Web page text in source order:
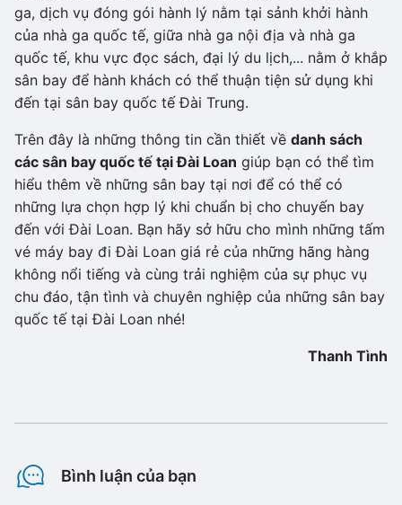
ga, dịch vụ đóng gói hành lý nằm tại sảnh khởi hành
của nhà ga quốc tế, giữa nhà ga nội địa và nhà ga
quốc tế, khu vực đọc sách, đại lý du lịch,... nằm ở khắp
sân bay để hành khách có thể thuận tiện sử dụng khi
đến tại sân bay quốc tế Đài Trung.
Trên đây là những thông tin cần thiết về danh sách
các sân bay quốc tế tại Đài Loan giúp bạn có thể tìm
hiểu thêm về những sân bay tại nơi để có thể có
những lựa chọn hợp lý khi chuẩn bị cho chuyến bay
đến với Đài Loan. Bạn hãy sở hữu cho mình những tấm
vé máy bay đi Đài Loan giá rẻ của những hãng hàng
không nổi tiếng và cùng trải nghiệm của sự phục vụ
chu đáo, tận tình và chuyên nghiệp của những sân bay
quốc tế tại Đài Loan nhé!
Thanh Tình
Bình luận của bạn